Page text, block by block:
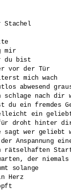
Stachel
mir
du bist
vor der Tür
mich wach
abwesend
schlage nach dir
du ein fremdes
ein
droht hinter
sagt wer geliebt
Anspannung
rätselhaften
der
solange
Herz